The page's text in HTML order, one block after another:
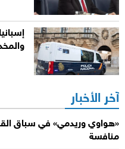
آخر الأخبار
«هواوي وريدمي» في سباق
منافسة